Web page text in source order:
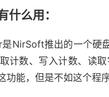
什么用：
NirSoft推出的一个硬
计数、写入计数、读
功能，但是不如这个程